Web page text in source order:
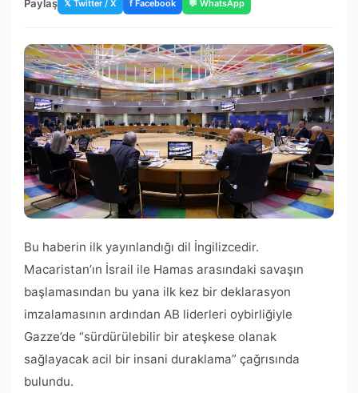
Paylaş 𝕏 Twitter / X f Facebook 💬 WhatsApp
Bu haberin ilk yayınlandığı dil İngilizcedir.
Macaristan’ın İsrail ile Hamas arasındaki savaşın
başlamasından bu yana ilk kez bir deklarasyon
imzalamasının ardından AB liderleri oybirliğiyle
Gazze’de “sürdürülebilir bir ateşkese olanak
sağlayacak acil bir insani duraklama” çağrısında
bulundu.